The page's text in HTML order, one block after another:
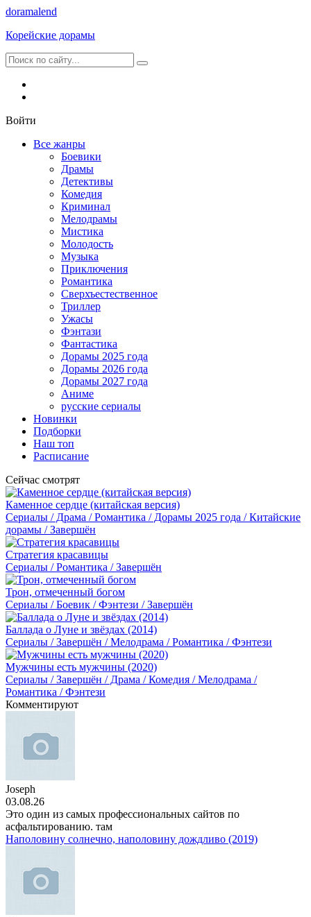
doramalend
Корейские дорамы
Войти
Все жанры
Боевики
Драмы
Детективы
Комедия
Криминал
Мелодрамы
Мистика
Молодость
Музыка
Приключения
Романтика
Сверхъестественное
Триллер
Ужасы
Фэнтази
Фантастика
Дорамы 2025 года
Дорамы 2026 года
Дорамы 2027 года
Аниме
русские сериалы
Новинки
Подборки
Наш топ
Расписание
Сейчас смотрят
Каменное сердце (китайская версия)
Сериалы / Драма / Романтика / Дорамы 2025 года / Китайские
дорамы / Завершён
Стратегия красавицы
Сериалы / Романтика / Завершён
Трон, отмеченный богом
Сериалы / Боевик / Фэнтези / Завершён
Баллада о Луне и звёздах (2014)
Сериалы / Завершён / Мелодрама / Романтика / Фэнтези
Мужчины есть мужчины (2020)
Сериалы / Завершён / Драма / Комедия / Мелодрама /
Романтика / Фэнтези
Комментируют
Joseph
03.08.26
Это один из самых профессиональных сайтов по
асфальтированию. там
Наполовину солнечно, наполовину дождливо (2019)